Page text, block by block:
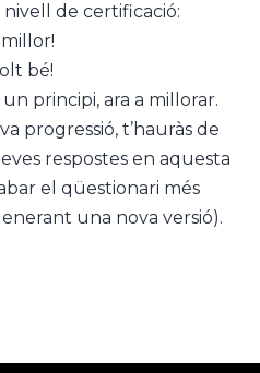
de certificació:
bé!
principi, ara a millorar.
progressió, t’hauràs de
respostes en aquesta
el qüestionari més
una nova versió).